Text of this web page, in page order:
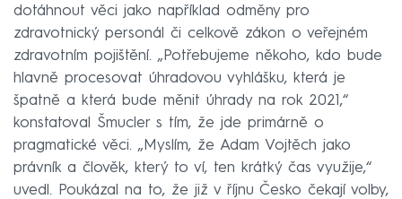
dotáhnout věci jako například odměny pro
zdravotnický personál či celkově zákon o veřejném
zdravotním pojištění. „Potřebujeme někoho, kdo bude
hlavně procesovat úhradovou vyhlášku, která je
špatně a která bude měnit úhrady na rok 2021,“
konstatoval Šmucler s tím, že jde primárně o
pragmatické věci. „Myslím, že Adam Vojtěch jako
právník a člověk, který to ví, ten krátký čas využije,“
uvedl. Poukázal na to, že již v říjnu Česko čekají volby,